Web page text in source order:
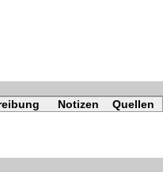
Notizen
Quellen